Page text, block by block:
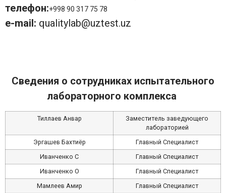
телефон:+998 90 317 75 78
e-mail: qualitylab@uztest.uz
Сведения о сотрудниках испытательного
лабораторного комплекса
Тиллаев Анвар
Заместитель заведующего
лабораторией
Эргашев Бахтиёр
Главный Cпециалист
Иванченко С
Главный Cпециалист
Иванченко O
Главный Cпециалист
Мамлеев Aмир
Главный Cпециалист